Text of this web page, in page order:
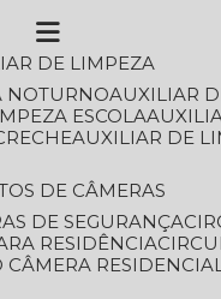
DE LIMPEZA
NOTURNO
AUXILIAR
ESCOLA
AUXILIAR DE
DE CÂMERAS
DE SEGURANÇA
RESIDÊNCIA
CÂMERA